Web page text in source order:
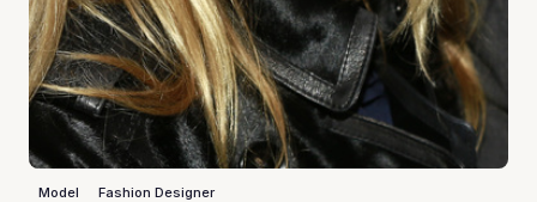
Model Fashion Designer